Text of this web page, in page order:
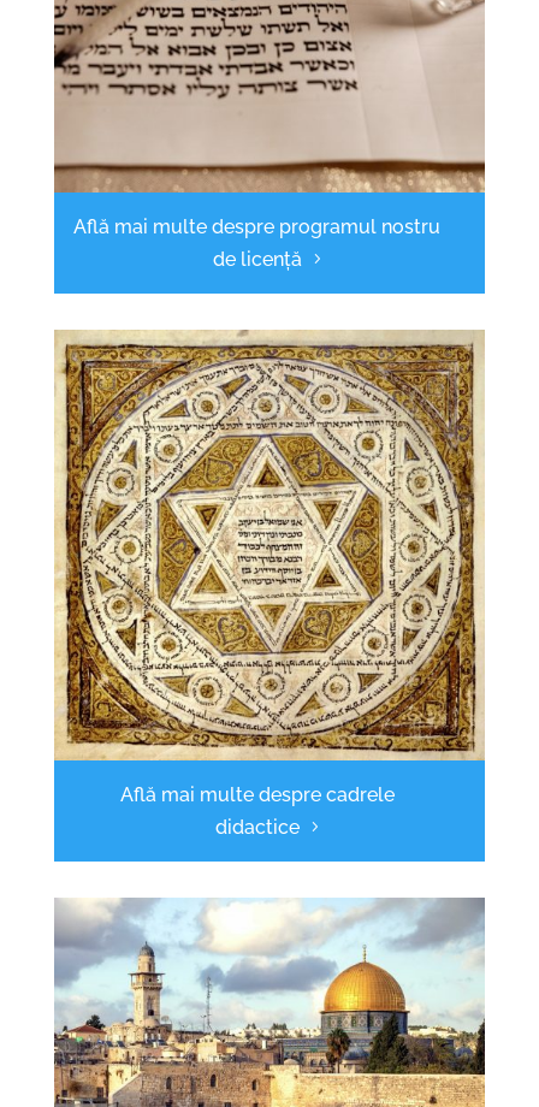
Află mai multe despre programul nostru
de licență
Află mai multe despre cadrele
didactice